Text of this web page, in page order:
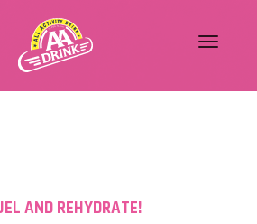
AND REHYDRATE!